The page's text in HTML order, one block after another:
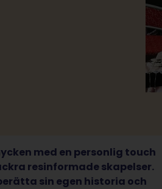
med en personlig touch
resinformade skapelser.
sin egen historia och